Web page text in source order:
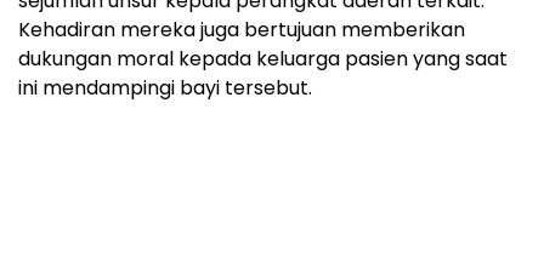
Kehadiran mereka juga bertujuan memberikan
dukungan moral kepada keluarga pasien yang saat
ini mendampingi bayi tersebut.